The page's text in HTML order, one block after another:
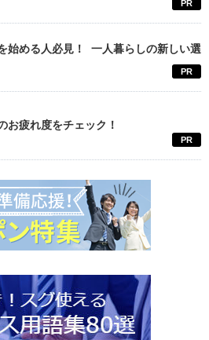
PR
始める人必見！ 一人暮らしの新しい選
PR
お疲れ度をチェック！
PR